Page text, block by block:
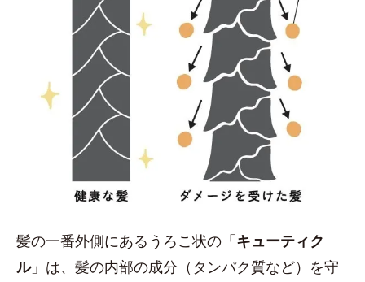
髪の一番外側にあるうろこ状の「キューティク
ル」は、髪の内部の成分（タンパク質など）を守